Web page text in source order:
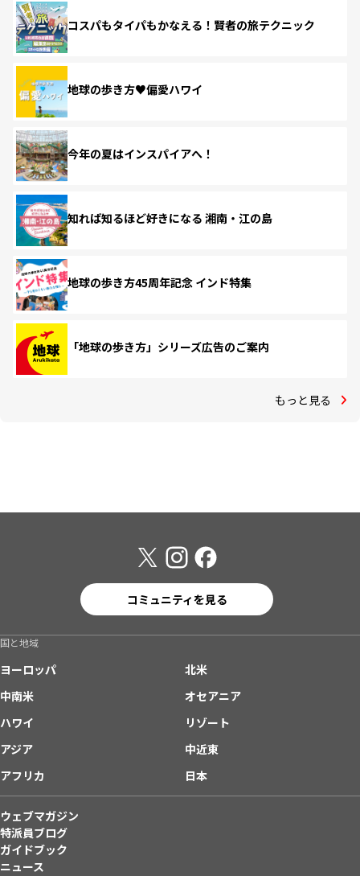
コスパもタイパもかなえる！賢者の旅テクニック
地球の歩き方♥偏愛ハワイ
今年の夏はインスパイアへ！
知れば知るほど好きになる 湘南・江の島
地球の歩き方45周年記念 インド特集
「地球の歩き方」シリーズ広告のご案内
もっと見る
コミュニティを見る
国と地域
ヨーロッパ
北米
中南米
オセアニア
ハワイ
リゾート
アジア
中近東
アフリカ
日本
ウェブマガジン
特派員ブログ
ガイドブック
ニュース